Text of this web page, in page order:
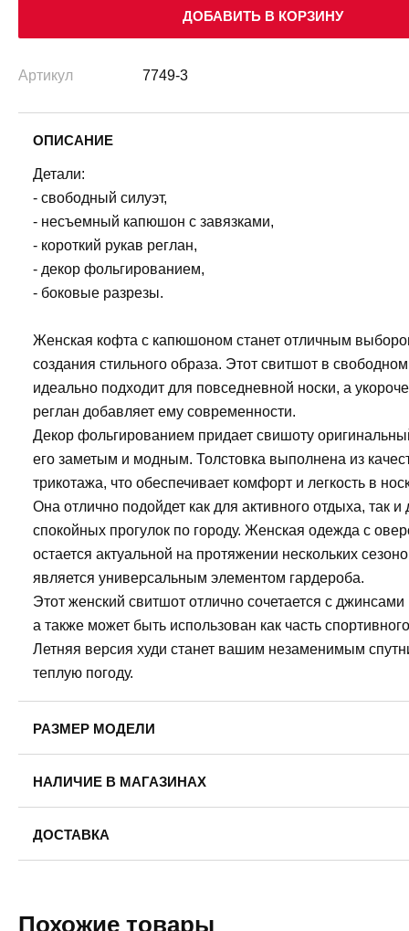
ДОБАВИТЬ В КОРЗИНУ
Артикул 7749-3
ОПИСАНИЕ
Детали:
- свободный силуэт,
- несъемный капюшон с завязками,
- короткий рукав реглан,
- декор фольгированием,
- боковые разрезы.
Женская кофта с капюшоном станет отличным
создания стильного образа. Этот свитшот в
идеально подходит для повседневной носки, а
реглан добавляет ему современности.
Декор фольгированием придает свишоту
его заметым и модным. Толстовка выполнена из
трикотажа, что обеспечивает комфорт и легкость в
Она отлично подойдет как для активного отдыха, так и
спокойных прогулок по городу. Женская одежда с
остается актуальной на протяжении нескольких
является универсальным элементом гардероба.
Этот женский свитшот отлично сочетается с
а также может быть использован как часть
Летняя версия худи станет вашим незаменимым
теплую погоду.
РАЗМЕР МОДЕЛИ
Обхват груди: 78
Обхват талии: 58
Обхват бедер: 88
На модели размер одежды: 42
НАЛИЧИЕ В МАГАЗИНАХ
42
46 48
ДОСТАВКА
Пермь — бесплатно
Доставка в другие города
Похожие товары